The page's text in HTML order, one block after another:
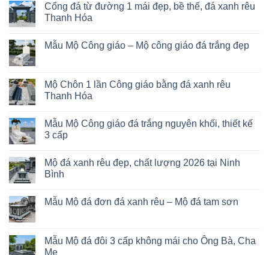
Cổng đá từ đường 1 mái đẹp, bề thế, đá xanh rêu
Thanh Hóa
Mẫu Mộ Công giáo – Mộ công giáo đá trắng đẹp
Mộ Chôn 1 lần Công giáo bằng đá xanh rêu
Thanh Hóa
Mẫu Mộ Công giáo đá trắng nguyên khối, thiết kế
3 cấp
Mộ đá xanh rêu đẹp, chất lượng 2026 tại Ninh
Bình
Mẫu Mộ đá đơn đá xanh rêu – Mộ đá tam sơn
Mẫu Mộ đá đôi 3 cấp không mái cho Ông Bà, Cha
Mẹ